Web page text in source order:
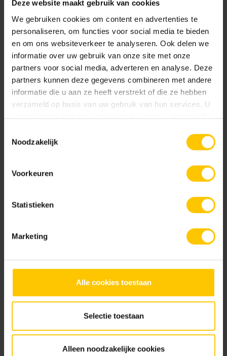
Deze website maakt gebruik van cookies
We gebruiken cookies om content en advertenties te
personaliseren, om functies voor social media te bieden
en om ons websiteverkeer te analyseren. Ook delen we
informatie over uw gebruik van onze site met onze
partners voor social media, adverteren en analyse. Deze
partners kunnen deze gegevens combineren met andere
informatie die u aan ze heeft verstrekt of die ze hebben
verzameld op basis van uw gebruik van hun services. U
gaat akkoord met onze cookies als u onze website blijft
Noodzakelijk
Voorkeuren
Statistieken
Marketing
Alle cookies toestaan
Selectie toestaan
Alleen noodzakelijke cookies
Cannenburch Geel Donkerbruin
Donkergeel Donkergrijs
Textuur
GeoRetron Excellent
Gesloten toplaag van ca. 70% kleurecht natuurlijk
materiaal (fractie 1-3 mm) gecombineerd met een
optimale mix van natuurlijke grondstoffen.
Premium Protection beschermlaag.
GeoRetron Prestige
Gesloten toplaag van 100% kleurecht natuurlijk
materiaal van een zeer fijne fractie (0-2 mm) voor
een fluweelzachte uitstraling. Premium Protection
GeoRetron Prestige
Brochures
Assortimentsboek Infra